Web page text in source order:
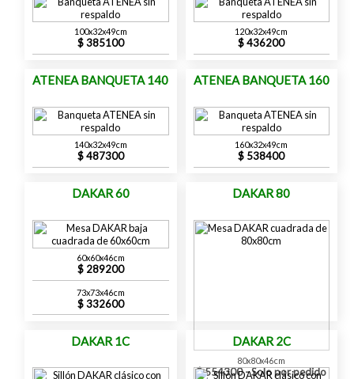
100x32x49cm
385100
120x32x49cm
436200
ATENEA BANQUETA 140
140x32x49cm
487300
ATENEA BANQUETA 160
160x32x49cm
538400
DAKAR 60
60x60x46cm
289200
73x73x46cm
332600
DAKAR 80
80x80x46cm
554300 - Solo por pedido
DAKAR 1C DAKAR 2C